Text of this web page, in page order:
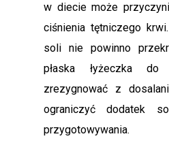
w diecie może
ciśnienia tętniczego
soli nie powinno
płaska łyżeczka do
zrezygnować z
ograniczyć dodatek
przygotowywania.